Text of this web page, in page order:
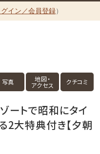
グイン／会員登録）
写真 地図・
アクセス クチコミ
ートで昭和にタイ
2大特典付き【夕朝